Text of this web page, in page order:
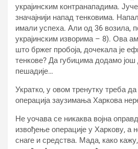
украјинским контранападима.
значајнији напад тенковима.
имали успеха. Али од 36 возила,
украјинским изворима – 8). Ова
што бржег пробоја, дочекала је
тенкове? Да губицима додамо
пешадије…
Укратко, у овом тренутку треба да
операција заузимања Харкова
Не уочава се никаква војна
извођење операције у Харкову, а
снаге и средства. Мада, како